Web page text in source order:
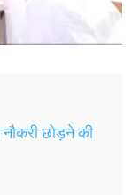
छोड़ने की